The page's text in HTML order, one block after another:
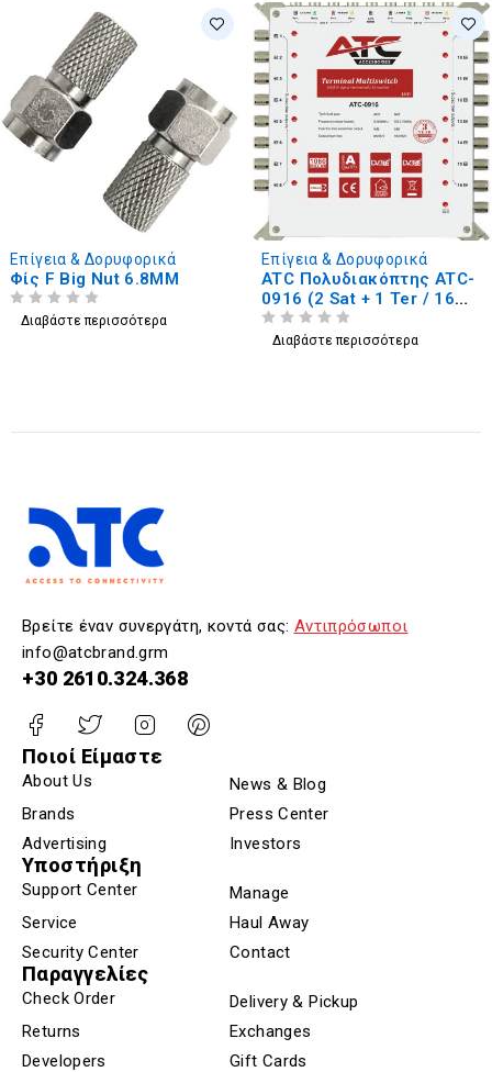
Επίγεια & Δορυφορικά
Φίς F Big Nut 6.8MM
Διαβάστε περισσότερα
Επίγεια & Δορυφορικά
ATC Πολυδιακόπτης ATC-
0916 (2 Sat + 1 Ter / 16
Εξόδοι)
Διαβάστε περισσότερα
Βρείτε έναν συνεργάτη, κοντά σας: Αντιπρόσωποι
info@atcbrand.grm
+30 2610.324.368
Ποιοί Είμαστε
About Us
News & Blog
Brands
Press Center
Advertising
Investors
Υποστήριξη
Support Center
Manage
Service
Haul Away
Security Center
Contact
Παραγγελίες
Check Order
Delivery & Pickup
Returns
Exchanges
Developers
Gift Cards